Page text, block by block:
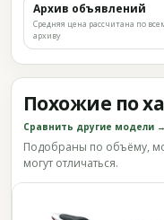
Архив объявлений
Средняя цена рассчитана по
архиву
Похожие по
Сравнить другие модели →
Подобраны по объёму,
могут отличаться.